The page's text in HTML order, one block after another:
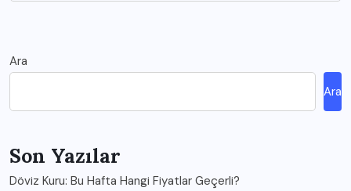
Ara
Ara
Son Yazılar
Döviz Kuru: Bu Hafta Hangi Fiyatlar Geçerli?